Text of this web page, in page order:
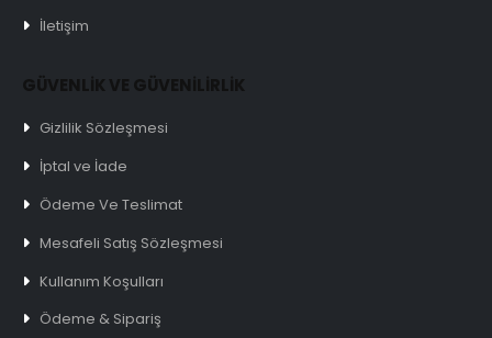
İletişim
GÜVENLİK VE GÜVENİLİRLİK
Gizlilik Sözleşmesi
İptal ve İade
Ödeme Ve Teslimat
Mesafeli Satış Sözleşmesi
Kullanım Koşulları
Ödeme & Sipariş